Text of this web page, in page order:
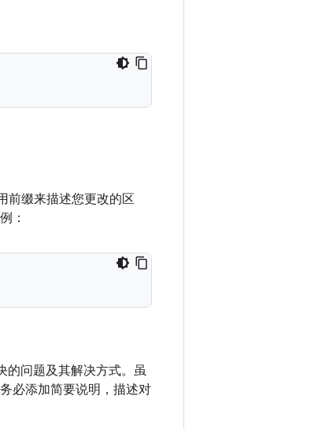
前缀来描述您更改的区
：
的问题及其解决方式。虽
必添加简要说明，描述对